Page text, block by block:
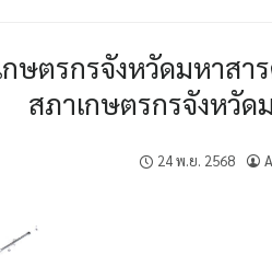
ษตรกรจังหวัดมหาส
สภาเกษตรกรจังหวั
24 พ.ย. 2568